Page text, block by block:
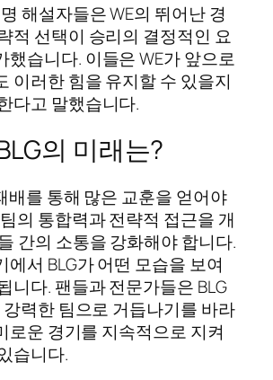
해설자들은 WE의 뛰어난 경
적 선택이 승리의 결정적인 요
했습니다. 이들은 WE가 앞으로
이러한 힘을 유지할 수 있을지
다고 말했습니다.
의 미래는?
배를 통해 많은 교훈을 얻어야
의 통합력과 전략적 접근을 개
간의 소통을 강화해야 합니다.
에서 BLG가 어떤 모습을 보여
니다. 팬들과 전문가들은 BLG
강력한 팀으로 거듭나기를 바라
로운 경기를 지속적으로 지켜
습니다.